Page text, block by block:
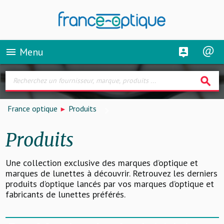
menu Menu
search
France optique Produits
Produits
Une collection exclusive des marques d’optique et
marques de lunettes à découvrir. Retrouvez les derniers
produits d’optique lancés par vos marques d’optique et
fabricants de lunettes préférés.